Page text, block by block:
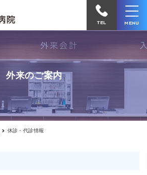
合
へ
電
TEL MENU
外来のご案内
休診・代診情報